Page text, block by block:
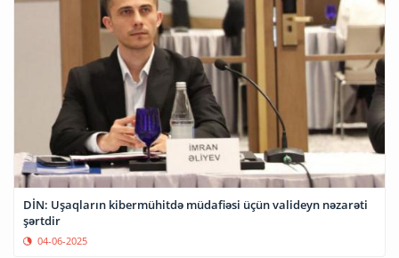
DİN: Uşaqların kibermühitdə müdafiəsi üçün valideyn nəzarəti
şərtdir
04-06-2025